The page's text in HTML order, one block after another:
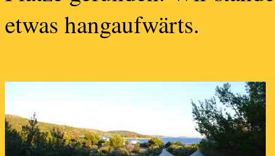
etwas hangaufwärts.